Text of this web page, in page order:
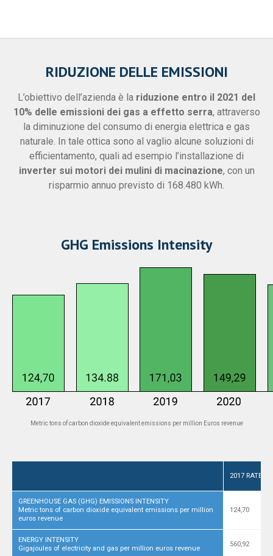
RIDUZIONE DELLE EMISSIONI
L’obiettivo dell’azienda è la riduzione entro il 2021 del
10% delle emissioni dei gas a effetto serra, attraverso
la diminuzione del consumo di energia elettrica e gas
naturale. In tale ottica sono al vaglio alcune soluzioni di
efficientamento, quali ad esempio l’installazione di
inverter sui motori dei mulini di macinazione, con un
risparmio annuo previsto di 168.480 kWh.
GHG Emissions Intensity
Metric tons of carbon dioxide equivalent emissions per million Euros revenue
2017 RATE
GREENHOUSE GAS (GHG) EMISSIONS INTENSITY
Metric tons of carbon dioxide equivalent emissions per million
euros revenue
124,70
ENERGY INTENSITY
Gigajoules of electricity and gas per million euros revenue
560,92